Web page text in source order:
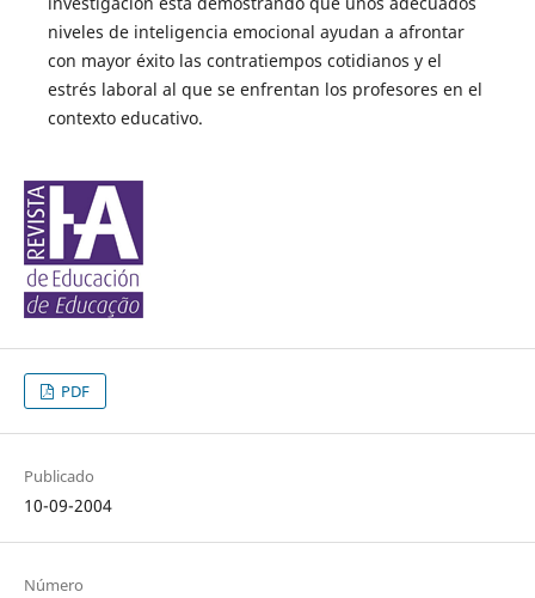
niveles de inteligencia emocional ayudan a afrontar
con mayor éxito las contratiempos cotidianos y el
estrés laboral al que se enfrentan los profesores en el
contexto educativo.
PDF
Publicado
10-09-2004
Número